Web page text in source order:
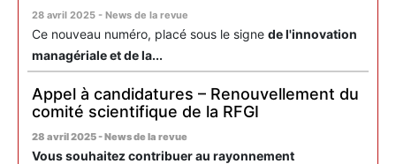
28 avril 2025 - News de la revue
Ce nouveau numéro, placé sous le signe de l'innovation
managériale et de la...
Appel à candidatures – Renouvellement du
comité scientifique de la RFGI
28 avril 2025 - News de la revue
Vous souhaitez contribuer au rayonnement